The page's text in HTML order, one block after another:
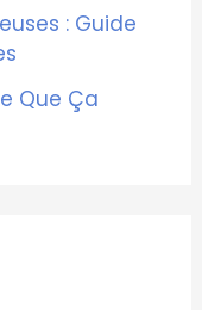
: Guide
Que Ça